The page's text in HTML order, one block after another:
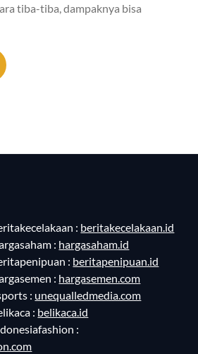
tiba-tiba, dampaknya bisa
: beritakecelakaan.id
: hargasaham.id
: beritapenipuan.id
: hargasemen.com
: unequalledmedia.com
: belikaca.id
: